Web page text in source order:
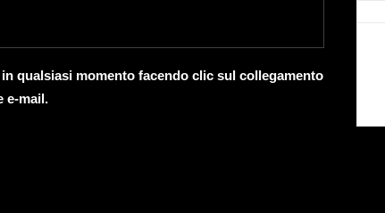
qualsiasi momento facendo clic sul collegamento
e-mail.